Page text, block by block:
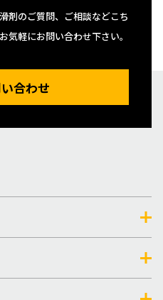
剤のご質問、ご相談などこち
気軽にお問い合わせ下さい。
合わせ